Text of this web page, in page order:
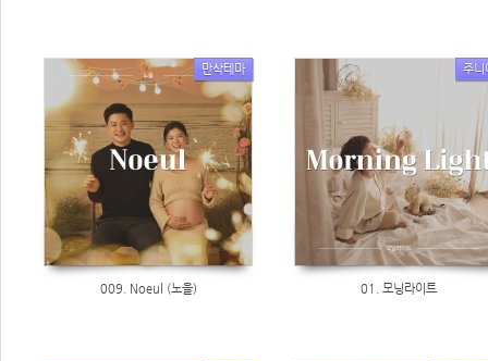
만삭테마
009. Noeul (노을)
주니
01. 모닝라이트